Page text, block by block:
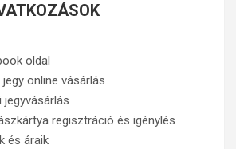
oldal
online vásárlás
jegyvásárlás
regisztráció és igénylés
és áraik